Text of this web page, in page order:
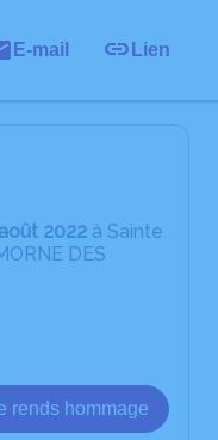
E-mail Lien
2022 à Sainte
DES
rends hommage